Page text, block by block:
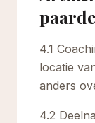
4.1
locatie
anders
4.2